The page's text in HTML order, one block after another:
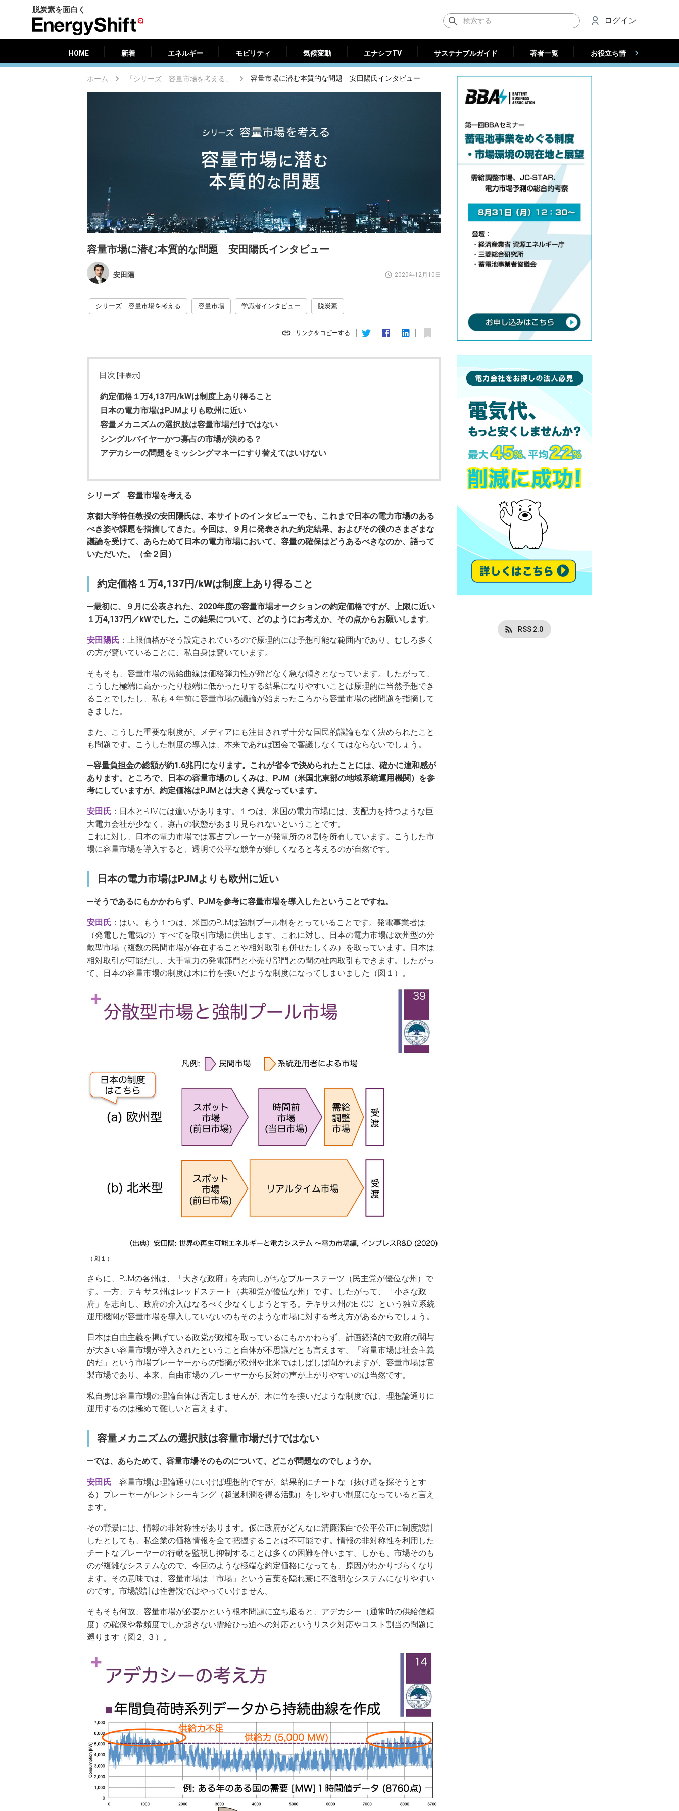
脱炭素を面白く
ジ
ー
ト）
ログイン
HOME 新着 エネルギー モビリティ 気候変動 エナシフTV サステナブルガイド 著者一覧 お役立ち情報（法人）
HOME サステナブルガイド 著者一覧
ホーム 「シリーズ 容量市場を考える」 容量市場に潜む本質的な問題 安田陽氏インタビュー
容量市場に潜む本質的な問題 安田陽氏インタビュー
安田陽 2020年12月10日
シリーズ 容量市場を考える 容量市場 学識者インタビュー 脱炭素
リンクをコピーする
目次 [非表示]
約定価格１万4,137円/kWは制度上あり得ること
日本の電力市場はPJMよりも欧州に近い
容量メカニズムの選択肢は容量市場だけではない
シングルバイヤーかつ寡占の市場が決める？
アデカシーの問題をミッシングマネーにすり替えてはいけない
シリーズ 容量市場を考える
京都大学特任教授の安田陽氏は、本サイトのインタビューでも、これまで日本の電力市場のある
べき姿や課題を指摘してきた。今回は、９月に発表された約定結果、およびその後のさまざまな
議論を受けて、あらためて日本の電力市場において、容量の確保はどうあるべきなのか、語って
いただいた。（全２回）
約定価格１万4,137円/kWは制度上あり得ること
―最初に、９月に公表された、2020年度の容量市場オークションの約定価格ですが、上限に近い
１万4,137円／kWでした。この結果について、どのようにお考えか、その点からお願いします。
安田陽氏 ：上限価格がそう設定されているので原理的には予想可能な範囲内であり、むしろ多く
の方が驚いていることに、私自身は驚いています。
そもそも、容量市場の需給曲線は価格弾力性が殆どなく急な傾きとなっています。したがって、
こうした極端に高かったり極端に低かったりする結果になりやすいことは原理的に当然予想でき
ることでしたし、私も４年前に容量市場の議論が始まったころから容量市場の諸問題を指摘して
きました。
また、こうした重要な制度が、メディアにも注目されず十分な国民的議論もなく決められたこと
も問題です。こうした制度の導入は、本来であれば国会で審議しなくてはならないでしょう。
―容量負担金の総額が約1.6兆円になります。これが省令で決められたことには、確かに違和感が
あります。ところで、日本の容量市場のしくみは、PJM（米国北東部の地域系統運用機関）を参
考にしていますが、約定価格はPJMとは大きく異なっています。
安田氏 ：日本とPJMには違いがあります。１つは、米国の電力市場には、支配力を持つような巨
大電力会社が少なく、寡占の状態があまり見られないということです。
これに対し、日本の電力市場では寡占プレーヤーが発電所の８割を所有しています。こうした市
場に容量市場を導入すると、透明で公平な競争が難しくなると考えるのが自然です。
日本の電力市場はPJMよりも欧州に近い
―そうであるにもかかわらず、PJMを参考に容量市場を導入したということですね。
安田氏 ：はい。もう１つは、米国のPJMは強制プール制をとっていることです。発電事業者は
（発電した電気の）すべてを取引市場に供出します。これに対し、日本の電力市場は欧州型の分
散型市場（複数の民間市場が存在することや相対取引も併せたしくみ）を取っています。日本は
相対取引が可能だし、大手電力の発電部門と小売り部門との間の社内取引もできます。したがっ
て、日本の容量市場の制度は木に竹を接いだような制度になってしまいました（図１）。
（図１）
さらに、PJMの各州は、「大きな政府」を志向しがちなブルーステーツ（民主党が優位な州）で
す。一方、テキサス州はレッドステート（共和党が優位な州）です。したがって、「小さな政
府」を志向し、政府の介入はなるべく少なくしようとする。テキサス州のERCOTという独立系統
運用機関が容量市場を導入していないのもそのような市場に対する考え方があるからでしょう。
日本は自由主義を掲げている政党が政権を取っているにもかかわらず、計画経済的で政府の関与
が大きい容量市場が導入されたということ自体が不思議だとも言えます。「容量市場は社会主義
的だ」という市場プレーヤーからの指摘が欧州や北米ではしばしば聞かれますが、容量市場は官
製市場であり、本来、自由市場のプレーヤーから反対の声が上がりやすいのは当然です。
私自身は容量市場の理論自体は否定しませんが、木に竹を接いだような制度では、理想論通りに
運用するのは極めて難しいと言えます。
容量メカニズムの選択肢は容量市場だけではない
―では、あらためて、容量市場そのものについて、どこが問題なのでしょうか。
安田氏 容量市場は理論通りにいけば理想的ですが、結果的にチートな（抜け道を探そうとす
る）プレーヤーがレントシーキング（超過利潤を得る活動）をしやすい制度になっていると言え
ます。
その背景には、情報の非対称性があります。仮に政府がどんなに清廉潔白で公平公正に制度設計
したとしても、私企業の価格情報を全て把握することは不可能です。情報の非対称性を利用した
チートなプレーヤーの行動を監視し抑制することは多くの困難を伴います。しかも、市場そのも
のが複雑なシステムなので、今回のような極端な約定価格になっても、原因がわかりづらくなり
ます。その意味では、容量市場は「市場」という言葉を隠れ蓑に不透明なシステムになりやすい
のです。市場設計は性善説ではやっていけません。
そもそも何故、容量市場が必要かという根本問題に立ち返ると、アデカシー（通常時の供給信頼
度）の確保や希頻度でしか起きない需給ひっ迫への対応というリスク対応やコスト割当の問題に
遡ります（図２, ３）。
RSS 2.0